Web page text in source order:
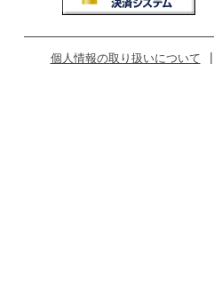
個人情報の取り扱いについて